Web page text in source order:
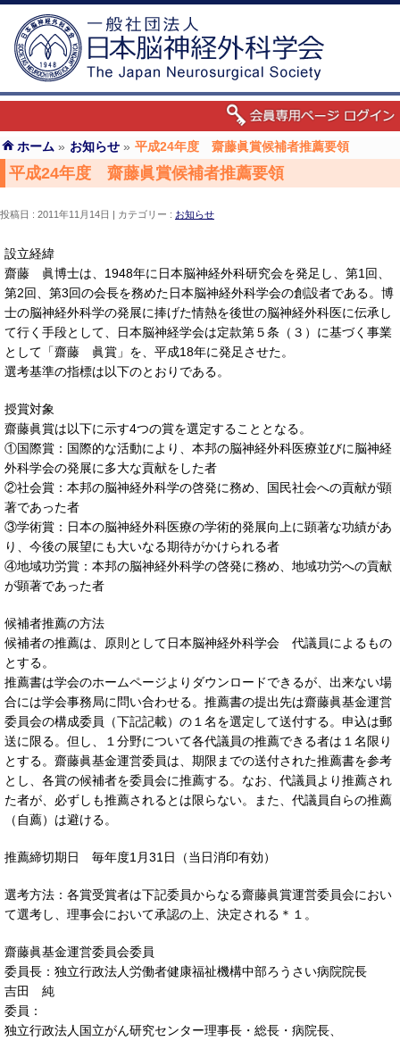
ホーム » お知らせ » 平成24年度 齋藤眞賞候補者推薦要領
平成24年度 齋藤眞賞候補者推薦要領
投稿日 : 2011年11月14日 カテゴリー : お知らせ
設立経緯
齋藤 眞博士は、1948年に日本脳神経外科研究会を発足し、第1回、
第2回、第3回の会長を務めた日本脳神経外科学会の創設者である。博
士の脳神経外科学の発展に捧げた情熱を後世の脳神経外科医に伝承し
て行く手段として、日本脳神経学会は定款第５条（３）に基づく事業
として「齋藤 眞賞」を、平成18年に発足させた。
選考基準の指標は以下のとおりである。
授賞対象
齋藤眞賞は以下に示す4つの賞を選定することとなる。
①国際賞：国際的な活動により、本邦の脳神経外科医療並びに脳神経
外科学会の発展に多大な貢献をした者
②社会賞：本邦の脳神経外科学の啓発に務め、国民社会への貢献が顕
著であった者
③学術賞：日本の脳神経外科医療の学術的発展向上に顕著な功績があ
り、今後の展望にも大いなる期待がかけられる者
④地域功労賞：本邦の脳神経外科学の啓発に務め、地域功労への貢献
が顕著であった者
候補者推薦の方法
候補者の推薦は、原則として日本脳神経外科学会 代議員によるもの
とする。
推薦書は学会のホームページよりダウンロードできるが、出来ない場
合には学会事務局に問い合わせる。推薦書の提出先は齋藤眞基金運営
委員会の構成委員（下記記載）の１名を選定して送付する。申込は郵
送に限る。但し、１分野について各代議員の推薦できる者は１名限り
とする。齋藤眞基金運営委員は、期限までの送付された推薦書を参考
とし、各賞の候補者を委員会に推薦する。なお、代議員より推薦され
た者が、必ずしも推薦されるとは限らない。また、代議員自らの推薦
（自薦）は避ける。
推薦締切期日 毎年度1月31日（当日消印有効）
選考方法：各賞受賞者は下記委員からなる齋藤眞賞運営委員会におい
て選考し、理事会において承認の上、決定される＊１。
齋藤眞基金運営委員会委員
委員長：独立行政法人労働者健康福祉機構中部ろうさい病院院長
吉田 純
委員：
独立行政法人国立がん研究センター理事長・総長・病院長、